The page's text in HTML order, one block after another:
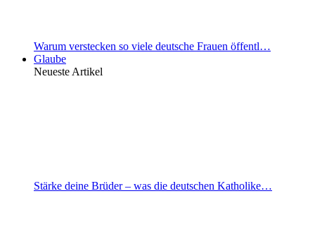
Warum verstecken so viele deutsche Frauen öffentl…
Glaube
Neueste Artikel
Stärke deine Brüder – was die deutschen Katholike…